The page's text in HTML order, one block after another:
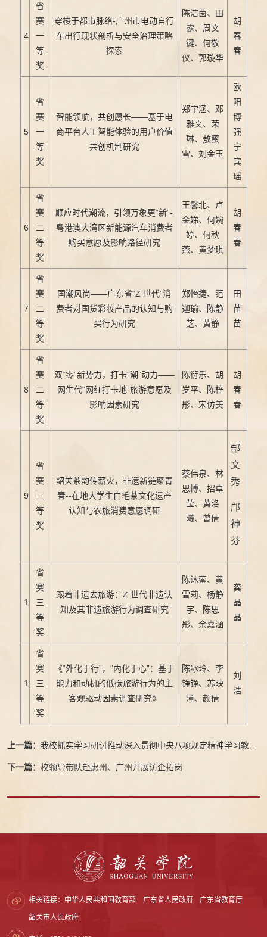
4
省
赛
一
等
奖
穿梭于都市脉络-广州市电动自行
车出行现状剖析与安全治理策略
探索
陈洁茵、田
露、周文
键、何敬
仪、郭璇华
胡
春
春
5
省
赛
一
等
奖
智能领航，共创愿长——基于电
商平台人工智能体验的用户价值
共创机制研究
郑宇涵、邓
雅文、荣
琳、敖蜜
雪、刘金玉
欧
阳
博
强
宁
宾
瑶
6
省
赛
二
等
奖
顺应时代潮流，引领万象更“新”-
粤港澳大湾区新能源汽车消费者
购买意愿及影响路径研究
王馨北、卢
金娣、何婉
婷、何秋
燕、黄梦琪
胡
春
春
7
省
赛
二
等
奖
国潮风尚——广东省“Z 世代”消
费者对国货彩妆产品的认知与购
买行为研究
郑怡捷、范
迦瑜、陈静
芝、黄静
田
苗
苗
8
省
赛
二
等
奖
双“零”新势力，打卡“潮”动力——
网生代“网红打卡地”旅游意愿及
影响因素研究
陈衍乐、胡
岁平、陈梓
彤、宋仿美
胡
春
春
9
省
赛
三
等
奖
韶关茶韵传薪火，非遗新链聚青
春--在地大学生白毛茶文化遗产
认知与农旅消费意愿调研
蔡伟泉、林
思博、招卓
莹、黄洛
曦、曾倩
郜
文
秀
邝
神
芬
10
省
赛
三
等
奖
跟着非遗去旅游：Z 世代非遗认
知及其非遗旅游行为调查研究
陈沐蓥、黄
雪莉、杨静
宇、陈思
彤、余嘉涵
龚
晶
晶
11
省
赛
三
等
奖
《“外化于行”，“内化于心”：基于
能力和动机的低碳旅游行为的主
客观驱动因素调查研究》
陈冰玲、李
铮铮、苏映
潼、颜倩
刘
浩
上一篇： 我校抓实学习研讨推动深入贯彻中央八项规定精神学习教育
走深走实
下一篇： 校领导带队赴惠州、广州开展访企拓岗
相关链接： 中华人民共和国教育部 广东省人民政府 广东省教育厅
韶关市人民政府